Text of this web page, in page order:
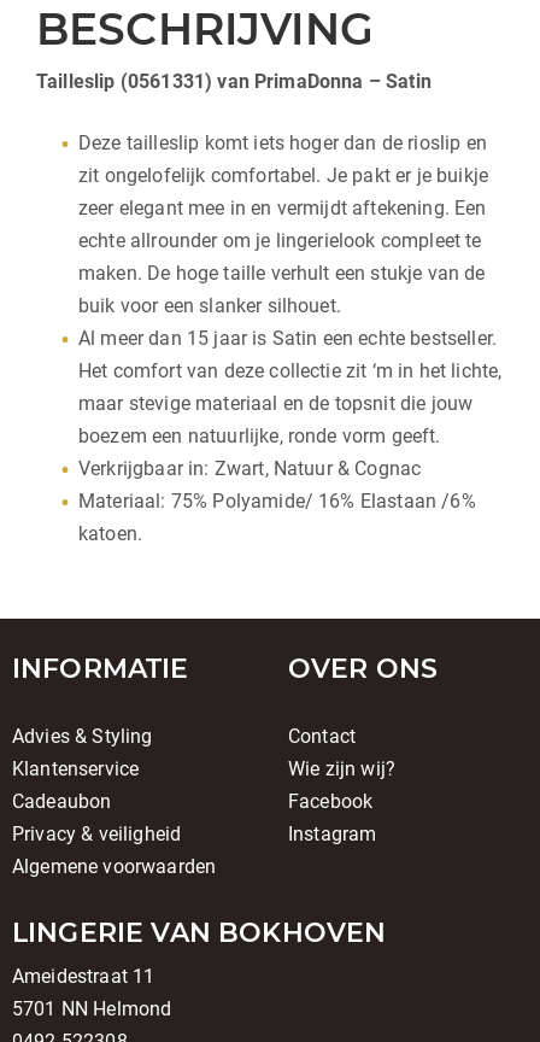
BESCHRIJVING
Tailleslip (0561331) van PrimaDonna – Satin
Deze tailleslip komt iets hoger dan de rioslip en
zit ongelofelijk comfortabel. Je pakt er je buikje
zeer elegant mee in en vermijdt aftekening. Een
echte allrounder om je lingerielook compleet te
maken. De hoge taille verhult een stukje van de
buik voor een slanker silhouet.
Al meer dan 15 jaar is Satin een echte bestseller.
Het comfort van deze collectie zit ‘m in het lichte,
maar stevige materiaal en de topsnit die jouw
boezem een natuurlijke, ronde vorm geeft.
Verkrijgbaar in: Zwart, Natuur & Cognac
Materiaal: 75% Polyamide/ 16% Elastaan /6%
katoen.
INFORMATIE
Advies & Styling
Klantenservice
Cadeaubon
Privacy & veiligheid
Algemene voorwaarden
OVER ONS
Contact
Wie zijn wij?
Facebook
Instagram
LINGERIE VAN BOKHOVEN
Ameidestraat 11
5701 NN Helmond